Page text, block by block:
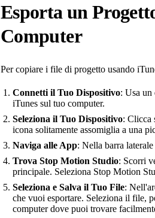
Esporta un
Computer
Per copiare i file di progetto usando
Connetti il Tuo Dispositivo: Usa un
iTunes sul tuo computer.
Seleziona il Tuo Dispositivo: Clicca
icona solitamente assomiglia a una
Naviga alle App: Nella barra
Trova Stop Motion Studio: Scorri
principale. Seleziona Stop Motion
Seleziona e Salva il Tuo File:
che vuoi esportare. Seleziona il file,
computer dove puoi trovare